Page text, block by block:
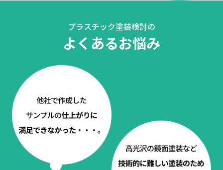
プラスチック塗装検討の
よくあるお悩み